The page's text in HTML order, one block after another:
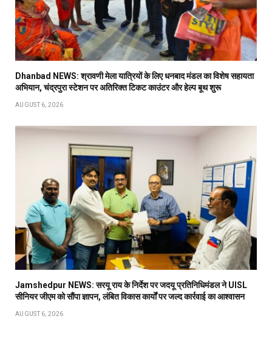
Dhanbad NEWS: श्रावणी मेला यात्रियों के लिए धनबाद मंडल का विशेष सहायता
अभियान, चंद्रपुरा स्टेशन पर अतिरिक्त टिकट काउंटर और हेल्प बूथ शुरू
AUGUST 6, 2026
Jamshedpur NEWS: सरयू राय के निर्देश पर जदयू प्रतिनिधिमंडल ने UISL
सीनियर जीएम को सौंपा ज्ञापन, लंबित विकास कार्यों पर जल्द कार्रवाई का आश्वासन
AUGUST 6, 2026